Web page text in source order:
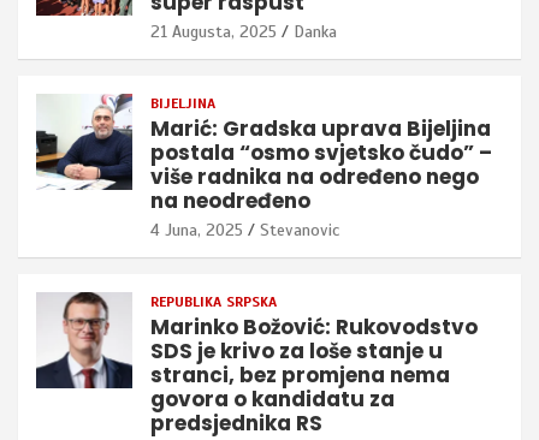
21 Augusta, 2025 Danka
BIJELJINA
Marić: Gradska uprava Bijeljina
postala “osmo svjetsko čudo” –
više radnika na određeno nego
na neodređeno
4 Juna, 2025 Stevanovic
REPUBLIKA SRPSKA
Marinko Božović: Rukovodstvo
SDS je krivo za loše stanje u
stranci, bez promjena nema
govora o kandidatu za
predsjednika RS